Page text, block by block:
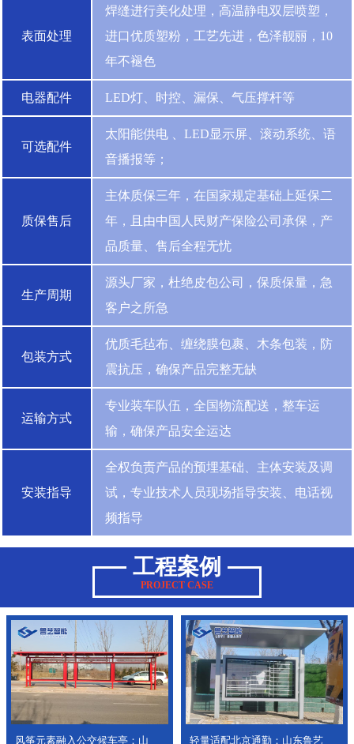
表面处理
焊缝进行美化处理，高温静电双层喷塑，
进口优质塑粉，工艺先进，色泽靓丽，10
年不褪色
电器配件 LED灯、时控、漏保、气压撑杆等
可选配件
太阳能供电 、LED显示屏、滚动系统、语
音播报等；
质保售后
主体质保三年，在国家规定基础上延保二
年，且由中国人民财产保险公司承保，产
品质量、售后全程无忧
生产周期
源头厂家，杜绝皮包公司，保质保量，急
客户之所急
包装方式
优质毛毡布、缠绕膜包裹、木条包装，防
震抗压，确保产品完整无缺
运输方式
专业装车队伍，全国物流配送，整车运
输，确保产品安全运达
安装指导
全权负责产品的预埋基础、主体安装及调
试，专业技术人员现场指导安装、电话视
频指导
工程案例
PROJECT CASE
风筝元素融入公交候车亭：山 轻量适配北京通勤：山东鲁艺